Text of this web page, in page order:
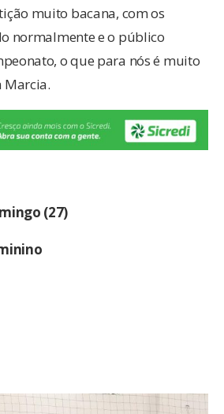
muito bacana, com os
normalmente e o público
o que para nós é muito
Marcia.
(27)